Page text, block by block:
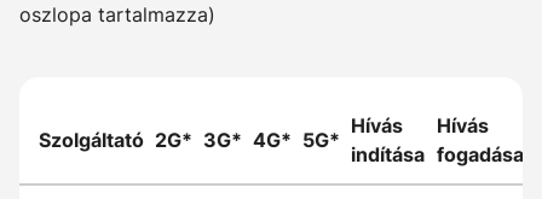
oszlopa tartalmazza)
Szolgáltató 2G* 3G* 4G* 5G*
Hívás
indítása
Hívás
fogadása